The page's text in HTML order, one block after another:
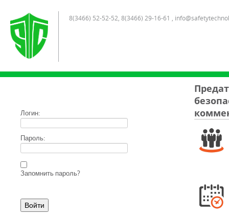
8(3466) 52-52-52, 8(3466) 29-16-61 ,
Логин:
Пароль:
Запомнить пароль?